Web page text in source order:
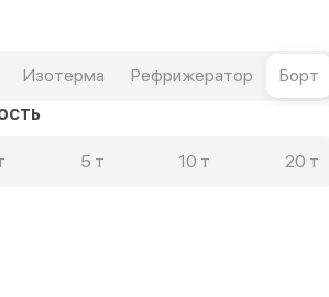
Изотерма Рефрижератор Борт
5 т 10 т 20 т